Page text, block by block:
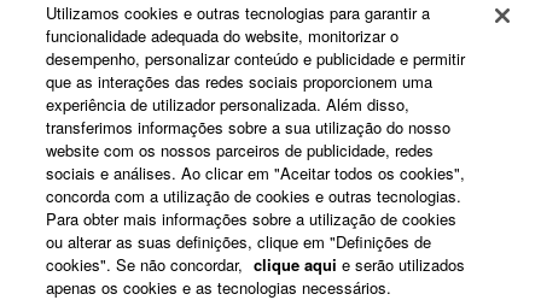
Sobre a Yamaha
Portugal - Portuguese
Negócio
Utilizamos cookies e outras tecnologias para garantir a
funcionalidade adequada do website, monitorizar o
desempenho, personalizar conteúdo e publicidade e permitir
que as interações das redes sociais proporcionem uma
experiência de utilizador personalizada. Além disso,
transferimos informações sobre a sua utilização do nosso
website com os nossos parceiros de publicidade, redes
sociais e análises. Ao clicar em "Aceitar todos os cookies",
concorda com a utilização de cookies e outras tecnologias.
Para obter mais informações sobre a utilização de cookies
ou alterar as suas definições, clique em "Definições de
cookies". Se não concordar, clique aqui e serão utilizados
apenas os cookies e as tecnologias necessários.